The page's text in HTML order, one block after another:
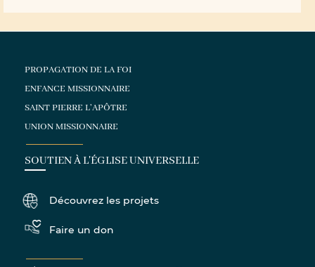
PROPAGATION DE LA FOI
ENFANCE MISSIONNAIRE
SAINT PIERRE L'APÔTRE
UNION MISSIONNAIRE
SOUTIEN À L'ÉGLISE UNIVERSELLE
Découvrez les projets
Faire un don